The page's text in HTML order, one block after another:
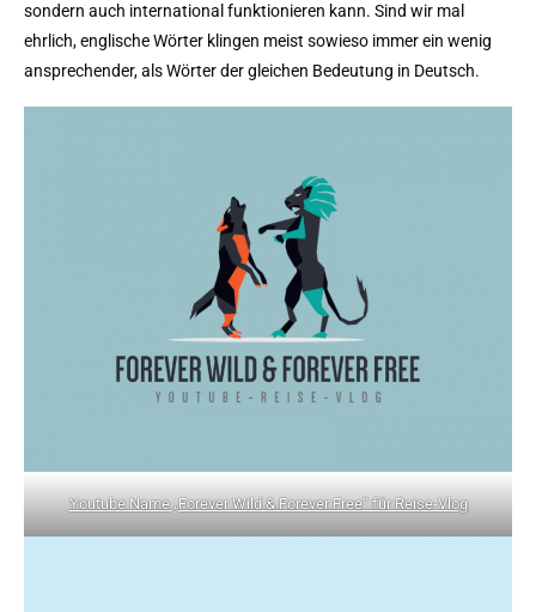
sondern auch international funktionieren kann. Sind wir mal
ehrlich, englische Wörter klingen meist sowieso immer ein wenig
ansprechender, als Wörter der gleichen Bedeutung in Deutsch.
Youtube Name „Forever Wild & Forever Free“ für Reise-Vlog